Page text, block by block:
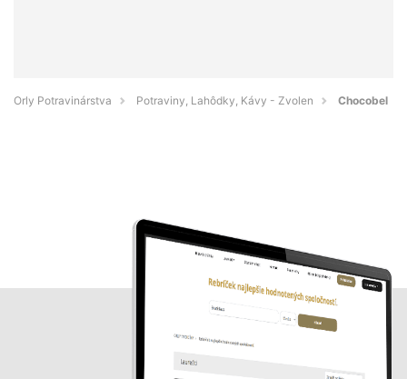
Orly Potravinárstva Potraviny, Lahôdky, Kávy - Zvolen Chocobel